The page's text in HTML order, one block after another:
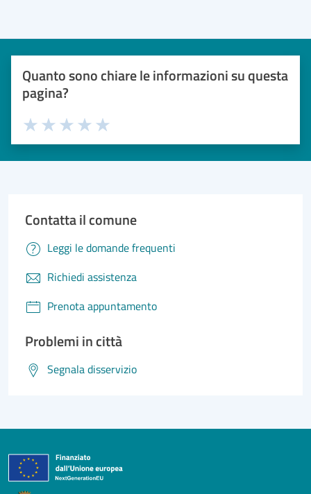
Quanto sono chiare le informazioni su questa
pagina?
Valuta 5 stelle su 5
Valuta 4 stelle su 5
Valuta 3 stelle su 5
Valuta 2 stelle su 5
Valuta 1 stelle su 5
Contatta il comune
Leggi le domande frequenti
Richiedi assistenza
Prenota appuntamento
Problemi in città
Segnala disservizio